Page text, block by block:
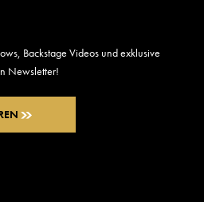
Backstage Videos und exklusive
Newsletter!